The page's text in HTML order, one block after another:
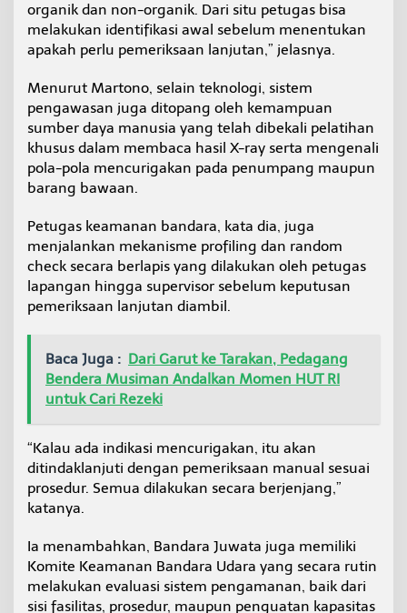
organik dan non-organik. Dari situ petugas bisa
melakukan identifikasi awal sebelum menentukan
apakah perlu pemeriksaan lanjutan,” jelasnya.
Menurut Martono, selain teknologi, sistem
pengawasan juga ditopang oleh kemampuan
sumber daya manusia yang telah dibekali pelatihan
khusus dalam membaca hasil X-ray serta mengenali
pola-pola mencurigakan pada penumpang maupun
barang bawaan.
Petugas keamanan bandara, kata dia, juga
menjalankan mekanisme profiling dan random
check secara berlapis yang dilakukan oleh petugas
lapangan hingga supervisor sebelum keputusan
pemeriksaan lanjutan diambil.
Baca Juga : Dari Garut ke Tarakan, Pedagang
Bendera Musiman Andalkan Momen HUT RI
untuk Cari Rezeki
“Kalau ada indikasi mencurigakan, itu akan
ditindaklanjuti dengan pemeriksaan manual sesuai
prosedur. Semua dilakukan secara berjenjang,”
katanya.
Ia menambahkan, Bandara Juwata juga memiliki
Komite Keamanan Bandara Udara yang secara rutin
melakukan evaluasi sistem pengamanan, baik dari
sisi fasilitas, prosedur, maupun penguatan kapasitas